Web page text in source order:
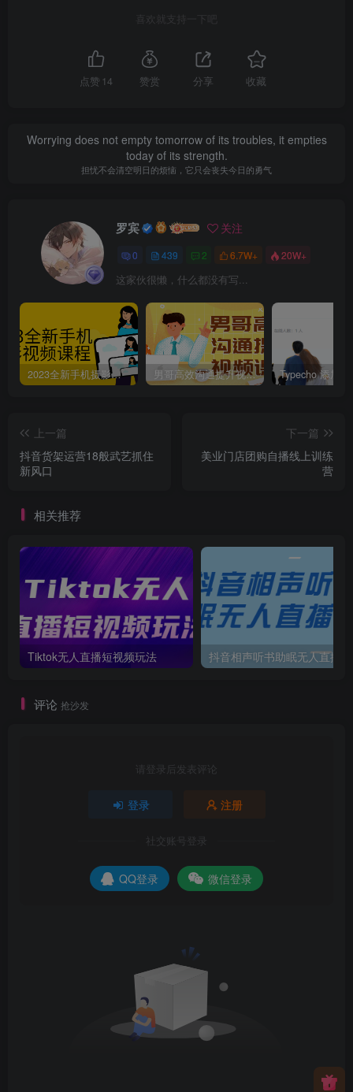
喜欢就支持一下吧
点赞 14 赞赏 分享 收藏
Worrying does not empty tomorrow of its troubles, it empties
today of its strength.
担忧不会清空明日的烦恼，它只会丧失今日的勇气
罗宾 关注
0 439 2 6.7W+ 20W+
这家伙很懒，什么都没有写...
2023全新手机摄影视频课程 男哥高效沟通提升视频课程
上一篇
抖音货架运营18般武艺抓住
新风口
下一篇
美业门店团购自播线上训练
营
相关推荐
Tiktok无人直播短视频玩法 抖音相声听书助眠无人直播
评论 抢沙发
请登录后发表评论
登录 注册
社交账号登录
QQ登录 微信登录